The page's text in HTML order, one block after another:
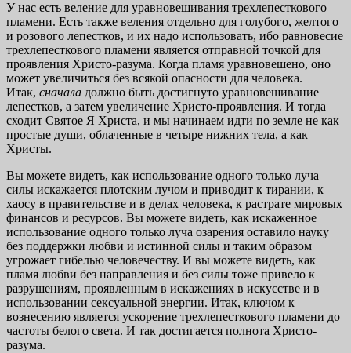
У нас есть веление для уравновешивания трехлепесткового
пламени. Есть также веления отдельно для голубого, желтого
и розового лепестков, и их надо использовать, ибо равновесие
трехлепесткового пламени является отправной точкой для
проявления Христо-разума. Когда пламя уравновешено, оно
может увеличиться без всякой опасности для человека.
Итак, сначала должно быть достигнуто уравновешивание
лепестков, а затем увеличение Христо-проявления. И тогда
сходит Святое Я Христа, и мы начинаем идти по земле не как
простые души, облаченные в четыре нижних тела, а как
Христы.
Вы можете видеть, как использование одного только луча
силы искажается плотским лучом и приводит к тирании, к
хаосу в правительстве и в делах человека, к растрате мировых
финансов и ресурсов. Вы можете видеть, как искаженное
использование одного только луча озарения оставило науку
без поддержки любви и истинной силы и таким образом
угрожает гибелью человечеству. И вы можете видеть, как
пламя любви без направления и без силы тоже привело к
разрушениям, проявленным в искажениях в искусстве и в
использовании сексуальной энергии. Итак, ключом к
вознесению является ускорение трехлепесткового пламени до
частоты белого света. И так достигается полнота Христо-
разума.